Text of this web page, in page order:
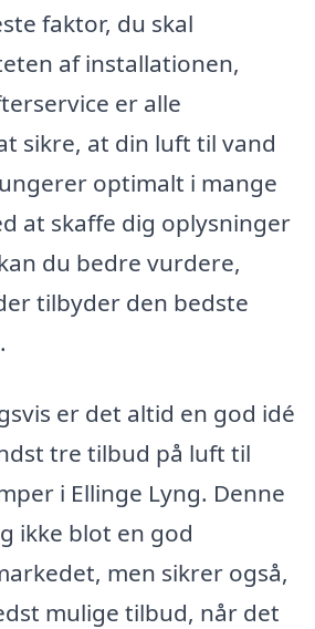
faktor, du skal
af installationen,
er alle
sikre, at din luft til vand
optimalt i mange
at skaffe dig oplysninger
du bedre vurdere,
tilbyder den bedste
er det altid en god idé
tre tilbud på luft til
i Ellinge Lyng. Denne
ikke blot en god
men sikrer også,
mulige tilbud, når det